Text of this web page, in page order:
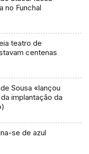
no Funchal
teatro de
centenas
Sousa «lançou
implantação da
se de azul